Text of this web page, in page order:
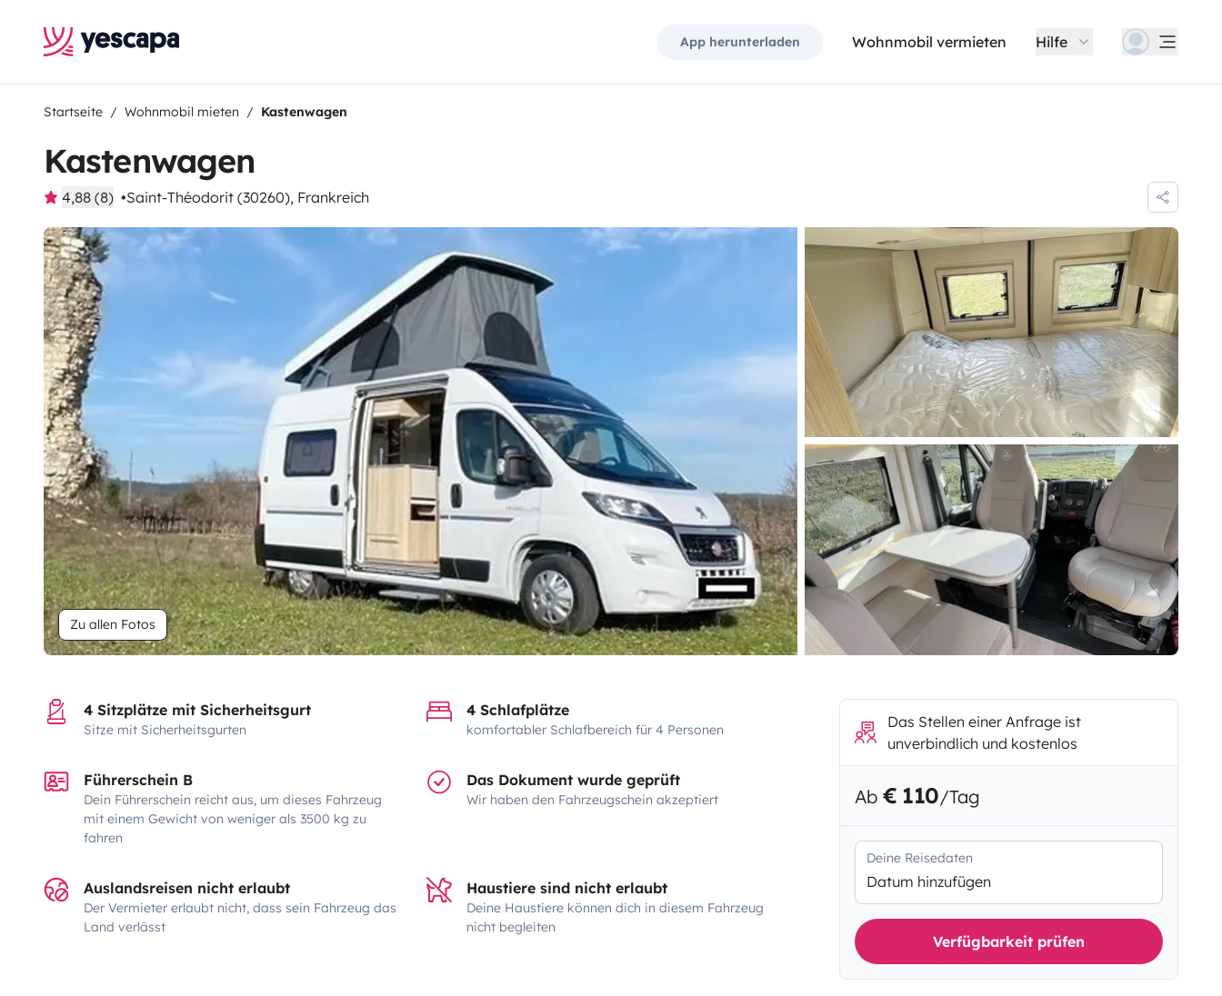
App herunterladen Wohnmobil vermieten Hilfe
Startseite Wohnmobil mieten Kastenwagen
Kastenwagen
4,88 (8) Saint-Théodorit (30260), Frankreich
Zu allen Fotos
4 Sitzplätze mit Sicherheitsgurt
Sitze mit Sicherheitsgurten
4 Schlafplätze
komfortabler Schlafbereich für 4 Personen
Führerschein B
Dein Führerschein reicht aus, um dieses Fahrzeug
mit einem Gewicht von weniger als 3500 kg zu
fahren
Das Dokument wurde geprüft
Wir haben den Fahrzeugschein akzeptiert
Auslandsreisen nicht erlaubt
Der Vermieter erlaubt nicht, dass sein Fahrzeug das
Land verlässt
Haustiere sind nicht erlaubt
Deine Haustiere können dich in diesem Fahrzeug
nicht begleiten
Das Stellen einer Anfrage ist
unverbindlich und kostenlos
Ab € 110/Tag
Deine Reisedaten
Datum hinzufügen
Verfügbarkeit prüfen